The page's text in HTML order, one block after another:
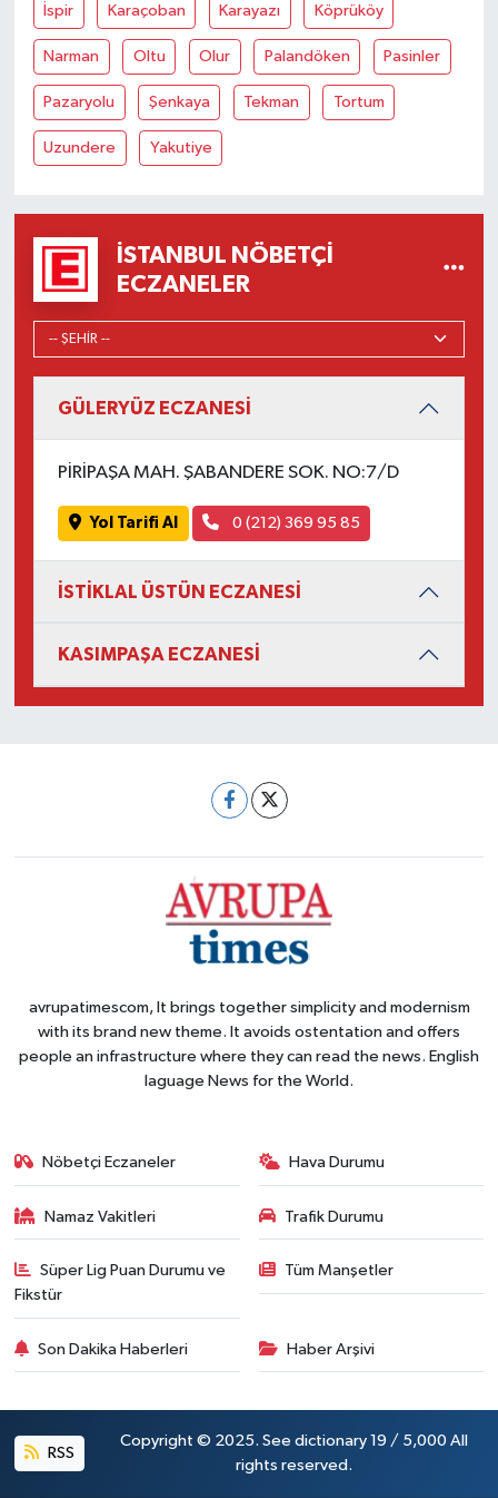
İspir Karaçoban Karayazı Köprüköy
Narman Oltu Olur Palandöken Pasinler
Pazaryolu Şenkaya Tekman Tortum
Uzundere Yakutiye
İSTANBUL NÖBETÇI
ECZANELER
GÜLERYÜZ ECZANESİ
PİRİPAŞA MAH. ŞABANDERE SOK. NO:7/D
Yol Tarifi Al 0 (212) 369 95 85
İSTİKLAL ÜSTÜN ECZANESİ
KASIMPAŞA ECZANESİ
avrupatimescom, It brings together simplicity and modernism
with its brand new theme. It avoids ostentation and offers
people an infrastructure where they can read the news. English
laguage News for the World.
Nöbetçi Eczaneler Hava Durumu
Namaz Vakitleri Trafik Durumu
Süper Lig Puan Durumu ve
Fikstür
Tüm Manşetler
Son Dakika Haberleri Haber Arşivi
RSS
Copyright © 2025. See dictionary 19 / 5,000 All
rights reserved.